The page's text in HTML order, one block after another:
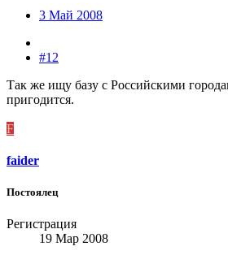
3 Май 2008
#12
Так же ищу базу с Российскими
пригодится.
F
faider
Постоялец
Регистрация
19 Мар 2008